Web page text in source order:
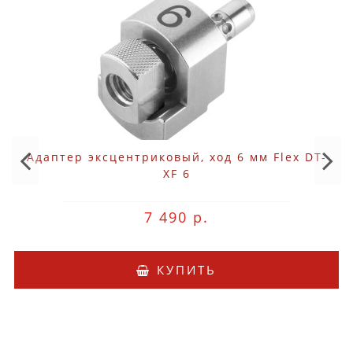
Адаптер эксцентриковый, ход 6 мм Flex DT-
XF 6
7 490 р.
КУПИТЬ